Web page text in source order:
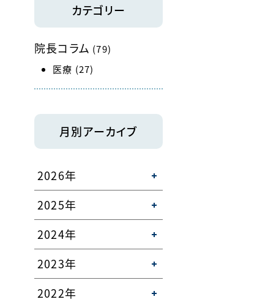
カテゴリー
院長コラム (79)
医療 (27)
月別アーカイブ
2026年
2025年
2024年
2023年
2022年